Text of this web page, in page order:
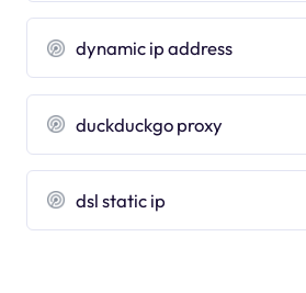
dynamic ip address
duckduckgo proxy
dsl static ip